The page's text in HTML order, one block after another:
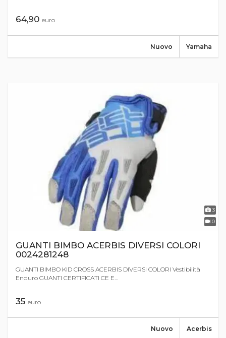
64,90 euro
Yamaha
Nuovo
3
0
GUANTI BIMBO ACERBIS DIVERSI COLORI
0024281248
GUANTI BIMBO KID CROSS ACERBIS DIVERSI COLORI Vestibilità
Enduro GUANTI CERTIFICATI CE E...
35 euro
Acerbis
Nuovo